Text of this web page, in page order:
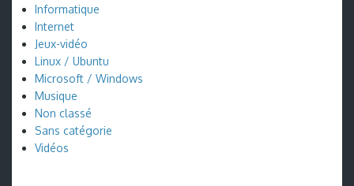
Informatique
Internet
Jeux-vidéo
Linux / Ubuntu
Microsoft / Windows
Musique
Non classé
Sans catégorie
Vidéos